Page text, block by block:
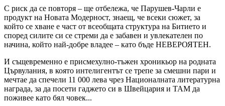
С риск да се повторя – ще отбележа, че Парушев-Чарли е
продукт на Новата Модерност, знаещ, че всеки сюжет, за
който се хване е част от всеобщата структура на Битието и
според силите си се стреми да е забавен и увлекателен по
начина, който най-добре владее – като бъде НЕВЕРОЯТЕН.
И същевременно е присмехулно-тъжен хроникьор на родната
Цървулания, в която интелигентът се трепе за смешни пари и
мечтае да спечели 11 000 лева чрез Националната литературна
награда, за да посети гаджето си в Швейцария и ТАМ да
поживее като бял човек...